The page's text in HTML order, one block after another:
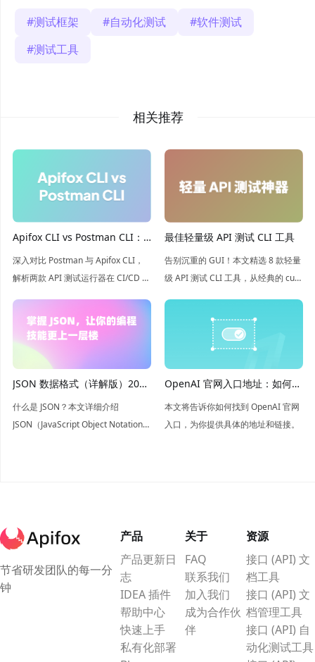
测试框架 自动化测试
软件测试
测试工具
相关推荐
Apifox CLI vs Postman CLI：
更优的 CI 测试运行器
深入对比 Postman 与 Apifox CLI，
解析两款 API 测试运行器在 CI/CD 中
排，带你选出最适合团队的自动化利
器，让 API 测试在流水线中高效运
行。
最佳轻量级 API 测试 CLI 工具
告别沉重的 GUI！本文精选 8 款轻量
级 API 测试 CLI 工具，从经典的 curl
能让你的接口测试快如闪电。
JSON 数据格式（详解版）2026
年最新介绍
什么是 JSON？本文详细介绍
JSON（JavaScript Object Notation）
OpenAI 官网入口地址：如何轻
松找到
本文将告诉你如何找到 OpenAI 官网
入口，为你提供具体的地址和链接。
节省研发团队的每一分
钟
产品
产品更新日
志
IDEA 插件
帮助中心
快速上手
私有化部署
关于
FAQ
联系我们
加入我们
成为合作伙
伴
资源
接口 (API) 文
档工具
接口 (API) 文
档管理工具
接口 (API) 自
动化测试工具